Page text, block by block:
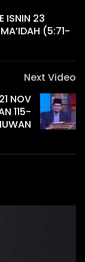
ISNIN 23
(5:71-
Next Video
NOV
115-